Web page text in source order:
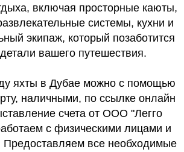
включая просторные каюты,
системы, кухни и
экипаж, который позаботится
вашего путешествия.
яхты в Дубае можно с помощью
наличными, по ссылке онлайн
счета от ООО "Легго
с физическими лицами и
Предоставляем все необходимые